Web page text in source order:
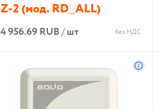
В корзину
Z-2 (мод. RD_ALL)
4 956.69 RUB/шт без НДС